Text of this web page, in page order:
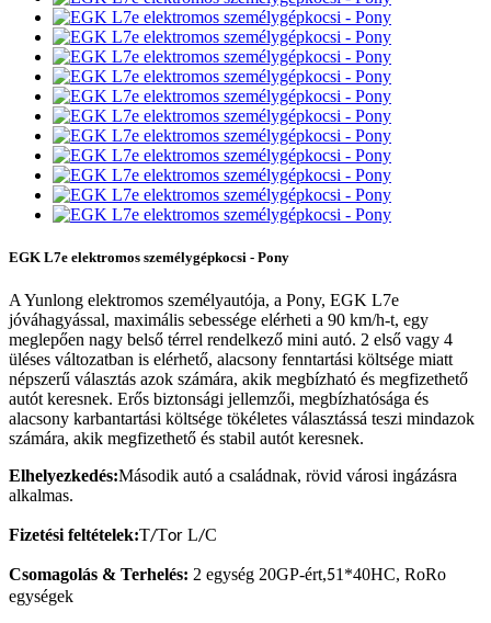
EGK L7e elektromos személygépkocsi - Pony
A Yunlong elektromos személyautója, a Pony, EGK L7e
jóváhagyással, maximális sebessége elérheti a 90 km/h-t, egy
meglepően nagy belső térrel rendelkező mini autó. 2 első vagy 4
üléses változatban is elérhető, alacsony fenntartási költsége miatt
népszerű választás azok számára, akik megbízható és megfizethető
autót keresnek. Erős biztonsági jellemzői, megbízhatósága és
alacsony karbantartási költsége tökéletes választássá teszi mindazok
számára, akik megfizethető és stabil autót keresnek.
Elhelyezkedés:Második autó a családnak, rövid városi ingázásra
alkalmas.
Fizetési feltételek:T/Tor L/C
Csomagolás & Terhelés: 2 egység 20GP-ért,51*40HC, RoRo
egységek